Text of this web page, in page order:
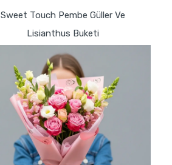
Sweet Touch Pembe Güller Ve
Lisianthus Buketi